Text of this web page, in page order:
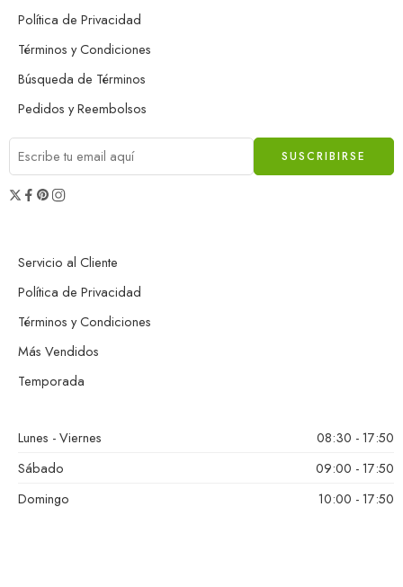
Política de Privacidad
Términos y Condiciones
Búsqueda de Términos
Pedidos y Reembolsos
Servicio al Cliente
Política de Privacidad
Términos y Condiciones
Más Vendidos
Temporada
Lunes - Viernes
08:30 - 17:50
Sábado
09:00 - 17:50
Domingo
10:00 - 17:50